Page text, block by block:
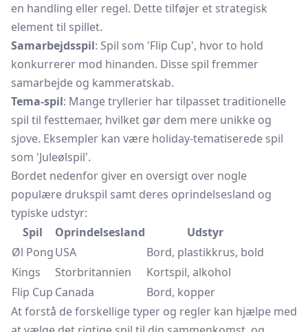
en handling eller regel. Dette tilføjer et strategisk
element til spillet.
Samarbejdsspil: Spil som 'Flip Cup', hvor to hold
konkurrerer mod hinanden. Disse spil fremmer
samarbejde og kammeratskab.
Tema-spil: Mange tryllerier har tilpasset traditionelle
spil til festtemaer, hvilket gør dem mere unikke og
sjove. Eksempler kan være holiday-tematiserede spil
som 'Juleølspil'.
Bordet nedenfor giver en oversigt over nogle
populære drukspil samt deres oprindelsesland og
typiske udstyr:
Spil
Oprindelsesland
Udstyr
Øl PongUSA Bord, plastikkrus, bold
Kings
Storbritannien
Kortspil, alkohol
Flip Cup Canada
Bord, kopper
At forstå de forskellige typer og regler kan hjælpe med